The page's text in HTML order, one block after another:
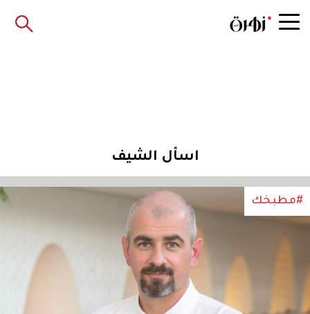
اسأل الشيف
#مطبخك